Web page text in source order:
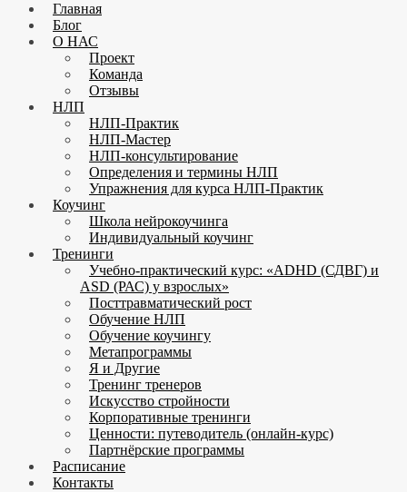
Главная
Блог
О НАС
Проект
Команда
Отзывы
НЛП
НЛП-Практик
НЛП-Мастер
НЛП-консультирование
Определения и термины НЛП
Упражнения для курса НЛП-Практик
Коучинг
Школа нейрокоучинга
Индивидуальный коучинг
Тренинги
Учебно-практический курс: «ADHD (СДВГ) и
ASD (РАС) у взрослых»
Посттравматический рост
Обучение НЛП
Обучение коучингу
Метапрограммы
Я и Другие
Тренинг тренеров
Искусство стройности
Корпоративные тренинги
Ценности: путеводитель (онлайн-курс)
Партнёрские программы
Расписание
Контакты